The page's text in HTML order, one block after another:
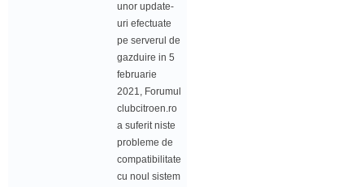
unor update-
uri efectuate
pe serverul de
gazduire in 5
februarie
2021, Forumul
clubcitroen.ro
a suferit niste
probleme de
compatibilitate
cu noul sistem